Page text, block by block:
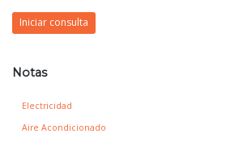
Iniciar consulta
Notas
Electricidad
Aire Acondicionado